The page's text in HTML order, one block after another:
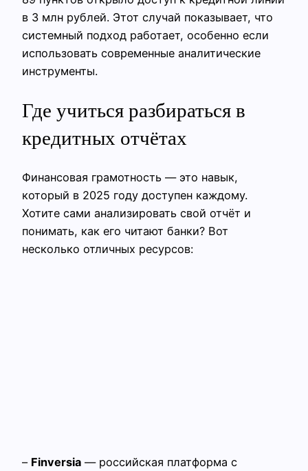
в 3 млн рублей. Этот случай показывает, что
системный подход работает, особенно если
использовать современные аналитические
инструменты.
Где учиться разбираться в
кредитных отчётах
Финансовая грамотность — это навык,
который в 2025 году доступен каждому.
Хотите сами анализировать свой отчёт и
понимать, как его читают банки? Вот
несколько отличных ресурсов:
– Finversia — российская платформа с